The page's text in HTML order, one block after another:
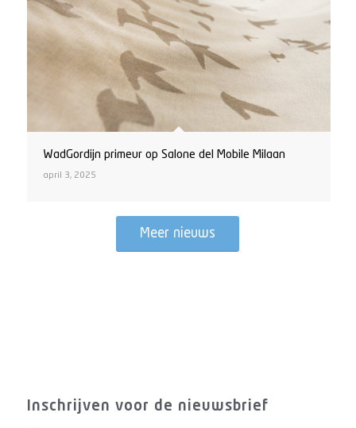
WadGordijn primeur op Salone del Mobile Milaan
april 3, 2025
Meer nieuws
Inschrijven voor de nieuwsbrief